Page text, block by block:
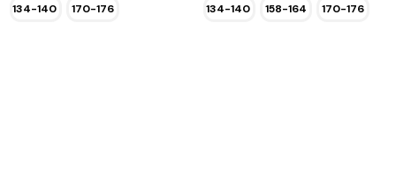
134-140 170-176 134-140 158-164 170-176